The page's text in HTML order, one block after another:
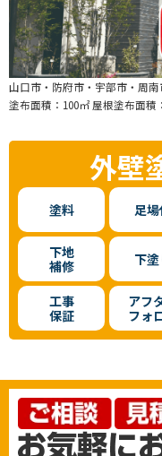
山口市・防府市・宇部市・周
塗布面積：100㎡ 屋根塗布面積
外壁
塗料 足
下地
補修
下塗
工事
保証
アフ
フォ